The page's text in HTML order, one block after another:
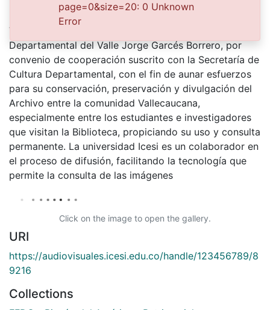
El Archivo del Patrimonio Fotográfico y Fílmico del
Valle del Cauca es responsabilidad de la Biblioteca
Departamental del Valle Jorge Garcés Borrero, por
convenio de cooperación suscrito con la Secretaría de
Cultura Departamental, con el fin de aunar esfuerzos
para su conservación, preservación y divulgación del
Archivo entre la comunidad Vallecaucana,
especialmente entre los estudiantes e investigadores
que visitan la Biblioteca, propiciando su uso y consulta
permanente. La universidad Icesi es un colaborador en
el proceso de difusión, facilitando la tecnología que
permite la consulta de las imágenes
Click on the image to open the gallery.
URI
https://audiovisuales.icesi.edu.co/handle/123456789/8
9216
Collections
page=0&size=20: 0 Unknown
Error